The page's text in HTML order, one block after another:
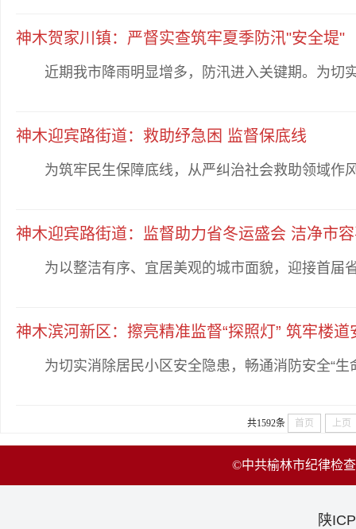
神木贺家川镇：严督实查筑牢夏季防汛"安全堤"
近期我市降雨明显增多，防汛进入关键期。为切
神木迎宾路街道：救助纾急困 监督保底线
为筑牢民生保障底线，从严纠治社会救助领域作
神木迎宾路街道：监督助力省冬运盛会 洁净市
为以整洁有序、宜居美观的城市面貌，迎接首届
神木滨河新区：擦亮精准监督“探照灯” 筑牢楼道
为切实消除居民小区安全隐患，畅通消防安全“生
共1592条 首页 上页
©中共榆林市纪律检
陕